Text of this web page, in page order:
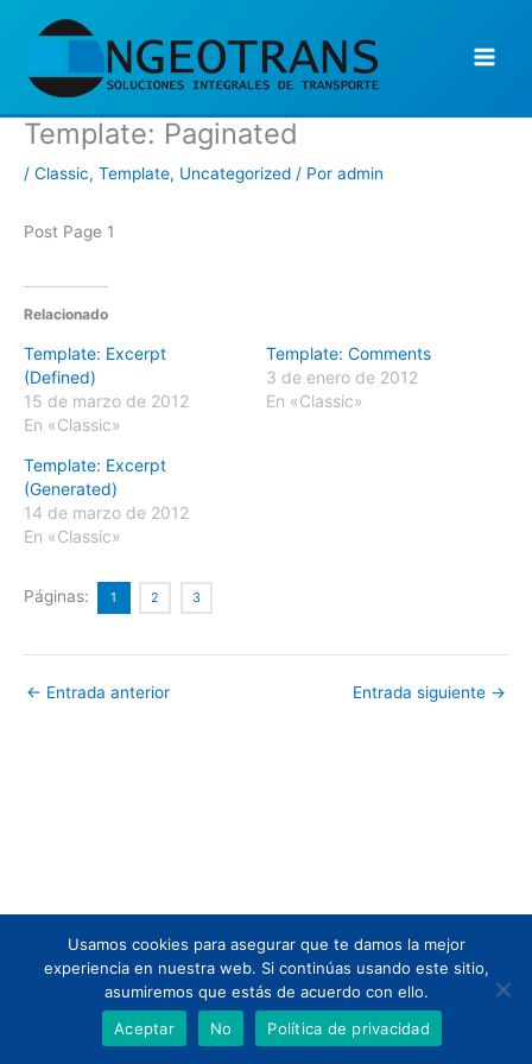
Template: Paginated
/ Classic, Template, Uncategorized / Por admin
Post Page 1
Relacionado
Template: Excerpt
(Defined)
15 de marzo de 2012
En «Classic»
Template: Comments
3 de enero de 2012
En «Classic»
Template: Excerpt
(Generated)
14 de marzo de 2012
En «Classic»
Páginas: 1 2 3
← Entrada anterior Entrada siguiente →
Todos los derechos © 2026 | Funciona gracias a
Tema Astra para
WordPress
Usamos cookies para asegurar que te damos la mejor
experiencia en nuestra web. Si continúas usando este sitio,
asumiremos que estás de acuerdo con ello.
Aceptar
No Política de privacidad